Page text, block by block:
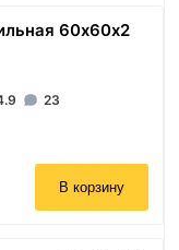
60х60х2
23
В корзину